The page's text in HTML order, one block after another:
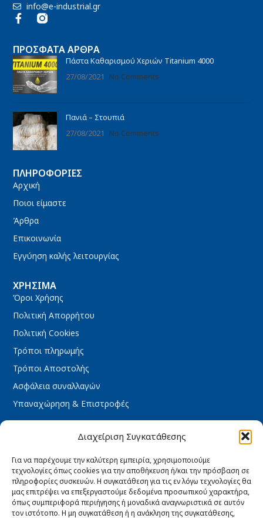
Διαχείριση Συγκατάθεσης
Για να παρέχουμε την καλύτερη εμπειρία, χρησιμοποιούμε
τεχνολογίες όπως cookies για την αποθήκευση ή/και την πρόσβαση σε
πληροφορίες συσκευών. Η συγκατάθεση για τις εν λόγω τεχνολογίες θα
μας επιτρέψει να επεξεργαστούμε δεδομένα προσωπικού χαρακτήρα,
όπως συμπεριφορά περιήγησης ή μοναδικά αναγνωριστικά σε αυτόν
τον ιστότοπο. Η μη συγκατάθεση ή η ανάκληση της συγκατάθεσης,
info@e-industrial.gr
ΠΡΌΣΦΑΤΑ ΆΡΘΡΑ
Πάστα Καθαρισμού Χεριών Titanium 4000
27/08/2021
No Comments
Πανιά – Στουπιά
27/08/2021
No Comments
ΠΛΗΡΟΦΟΡΊΕΣ
Αρχική
Ποιοι είμαστε
Άρθρα
Επικοινωνία
Εγγύηση καλής λειτουργίας
ΧΡΉΣΙΜΑ
Όροι Χρήσης
Πολιτική Απορρήτου
Πολιτική Cookies
Τρόποι πληρωμής
Τρόποι Αποστολής
Ασφάλεια συναλλαγών
Υπαναχώρηση & Επιστροφές
ΩΡΆΡΙΟ ΚΑΤΑΣΤΉΜΑΤΟΣ
Δευτέρα : 08:30 – 16:30
Τρίτη : 08:30 – 16:30
Τετάρτη : 08:30 – 16:30
Πέμπτη : 08:30 – 16:30
Παρασκευή : 08:30 – 16:30